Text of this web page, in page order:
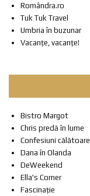
Romândra.ro
Tuk Tuk Travel
Umbria în buzunar
Vacanțe, vacanțe!
Bistro Margot
Chris predă în lume
Confesiuni călătoare
Dana în Olanda
DeWeekend
Ella's Corner
Fascinație